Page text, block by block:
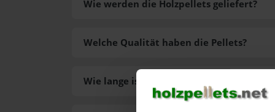
Wie werden die Holzpellets geliefert?
Welche Qualität haben die Pellets?
Wie lange ist die Lieferzeit der Pellets?